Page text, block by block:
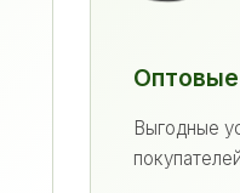
Выгодные